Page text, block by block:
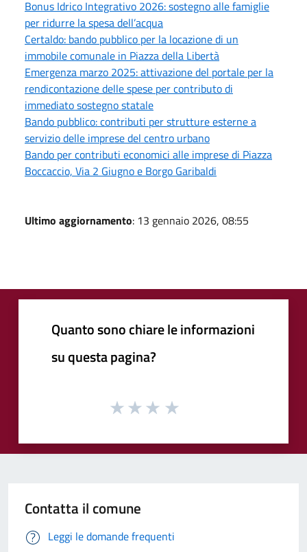
Bonus Idrico Integrativo 2026: sostegno alle famiglie
per ridurre la spesa dell’acqua
Certaldo: bando pubblico per la locazione di un
immobile comunale in Piazza della Libertà
Emergenza marzo 2025: attivazione del portale per la
rendicontazione delle spese per contributo di
immediato sostegno statale
Bando pubblico: contributi per strutture esterne a
servizio delle imprese del centro urbano
Bando per contributi economici alle imprese di Piazza
Boccaccio, Via 2 Giugno e Borgo Garibaldi
Ultimo aggiornamento: 13 gennaio 2026, 08:55
Quanto sono chiare le informazioni
su questa pagina?
Contatta il comune
Leggi le domande frequenti